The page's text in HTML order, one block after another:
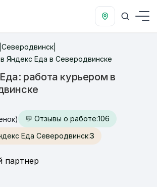
Северодвинск
Яндекс Еда в Северодвинске
работа курьером в
💬 Отзывы о работе:106
Еда Северодвинск:3
партнер